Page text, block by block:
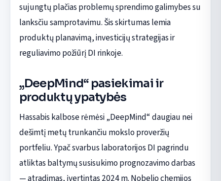
sujungtų plačias problemų sprendimo galimybes su
lanksčiu samprotavimu. Šis skirtumas lemia
produktų planavimą, investicijų strategijas ir
reguliavimo požiūrį DI rinkoje.
„DeepMind“ pasiekimai ir
produktų ypatybės
Hassabis kalbose rėmėsi „DeepMind“ daugiau nei
dešimtį metų trunkančiu mokslo proveržių
portfeliu. Ypač svarbus laboratorijos DI pagrindu
atliktas baltymų susisukimo prognozavimo darbas
— atradimas, įvertintas 2024 m. Nobelio chemijos